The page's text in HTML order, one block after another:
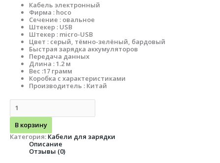
Кабель электронный
Фирма : hoco
Сечение : овальное
Штекер : USB
Штекер : micro-USB
Цвет : серый, тёмно-зелёный, бардовый
Быстрая зарядка аккумуляторов
Передача данных
Длина : 1.2 м
Вес :17 грамм
Коробка с характеристиками
Производитель : Китай
В корзину
Категория: Кабели для зарядки
Описание
Отзывы (0)